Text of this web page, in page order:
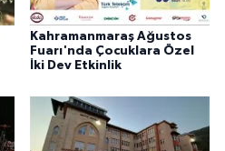
Kahramanmaraş Ağustos
Fuarı'nda Çocuklara Özel
İki Dev Etkinlik